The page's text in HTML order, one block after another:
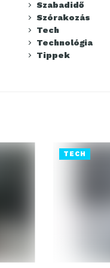
Szabadidő
Szórakozás
Tech
Technológia
Tippek
TECH